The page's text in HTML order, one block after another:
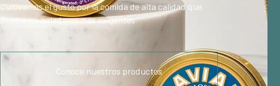
Cultivamos el gusto por la comida de alta calidad que
deleita los paladares más exigentes
Conoce nuestros productos